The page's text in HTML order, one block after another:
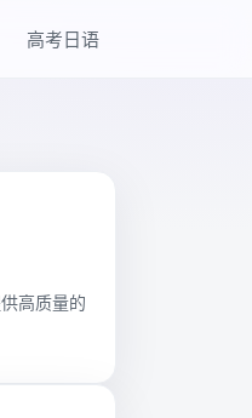
高考日语
高质量的